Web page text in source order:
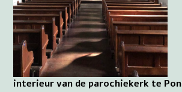
interieur van de parochiekerk te